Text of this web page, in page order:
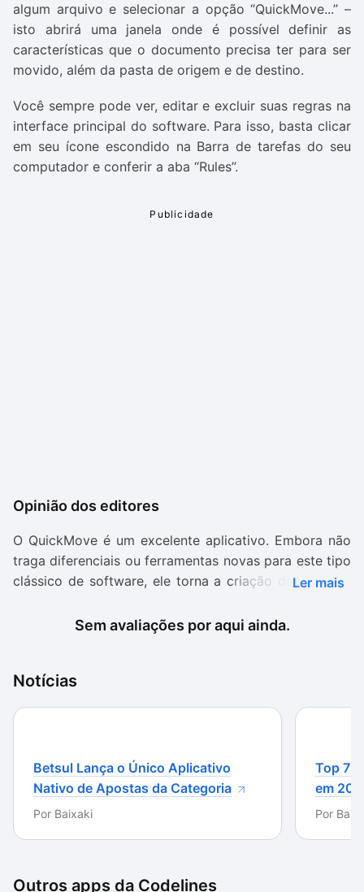
algum arquivo e selecionar a opção “QuickMove...” –
isto abrirá uma janela onde é possível definir as
características que o documento precisa ter para ser
movido, além da pasta de origem e de destino.
Você sempre pode ver, editar e excluir suas regras na
interface principal do software. Para isso, basta clicar
em seu ícone escondido na Barra de tarefas do seu
computador e conferir a aba “Rules”.
Opinião dos editores
O QuickMove é um excelente aplicativo. Embora não
traga diferenciais ou ferramentas novas para este tipo
clássico de software, ele torna a criação de regras e
estarão rigorosamente organizadas.
intuitiva e bonita. O programa é minimizado para a
popup quando um arquivo é movido para alguma
Simples e eficaz, o QuickMove é uma ótima
alternativa para gerenciar suas pastas e arquivos e
nunca mais ter que passar horas arrumando seus
documentos baixados.
Ler mais
Sem avaliações por aqui ainda.
Notícias
Betsul Lança o Único Aplicativo
Nativo de Apostas da Categoria
Por Baixaki
Top 7
em
Por
Outros apps da Codelines